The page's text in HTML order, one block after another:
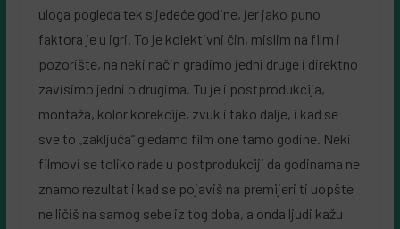
uloga pogleda tek sljedeće godine, jer jako puno
faktora je u igri. To je kolektivni čin, mislim na film i
pozorište, na neki način gradimo jedni druge i direktno
zavisimo jedni o drugima. Tu je i postprodukcija,
montaža, kolor korekcije, zvuk i tako dalje, i kad se
sve to „zaključa“ gledamo film one tamo godine. Neki
filmovi se toliko rade u postprodukciji da godinama ne
znamo rezultat i kad se pojaviš na premijeri ti uopšte
ne ličiš na samog sebe iz tog doba, a onda ljudi kažu